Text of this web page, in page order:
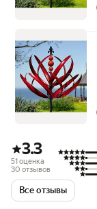
3.3
51 оценка
30 отзывов
Все отзывы